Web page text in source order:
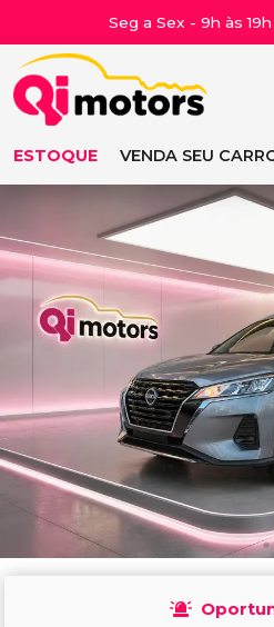
Seg a Sex - 9h às
ESTOQUE VENDA SEU